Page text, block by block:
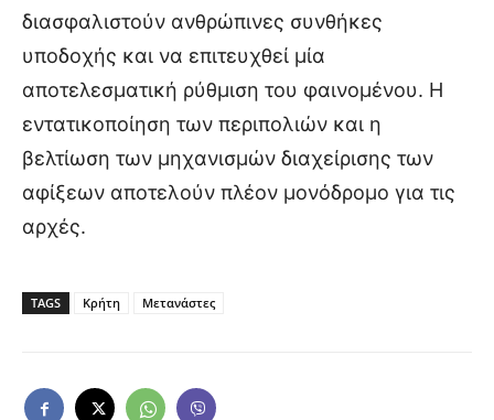
διασφαλιστούν ανθρώπινες συνθήκες
υποδοχής και να επιτευχθεί μία
αποτελεσματική ρύθμιση του φαινομένου. Η
εντατικοποίηση των περιπολιών και η
βελτίωση των μηχανισμών διαχείρισης των
αφίξεων αποτελούν πλέον μονόδρομο για τις
αρχές.
TAGS Κρήτη Μετανάστες